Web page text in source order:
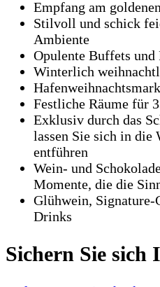
Empfang am
Stilvoll und schick
Ambiente
Opulente Buffets
Winterlich
Festliche Räume für
Exklusiv durch das
lassen Sie sich in die
entführen
Wein- und
Momente, die die
Glühwein,
Drinks
Sichern Sie sich